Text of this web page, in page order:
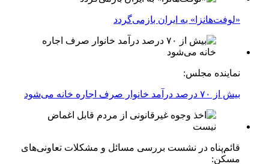
«لوفت‌هانزا» به ایران بازمی‌گردد
نماینده مجلس:
بیش از ۷۰ درصد درآمد خانوار صرف اجاره خانه می‌شود
قائم‌پناه در نشست بررسی مسائل و مشکلات تعاونی‌های
مسکن: